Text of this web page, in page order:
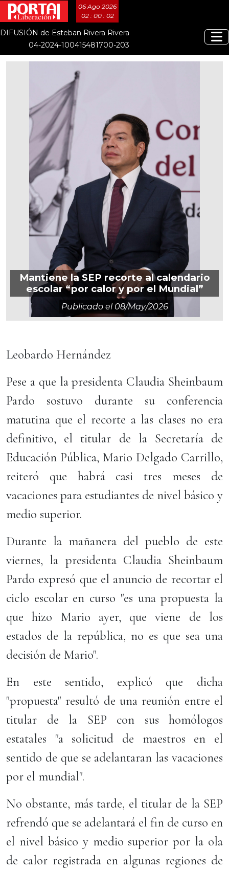
06 Ago 2026
02 : 00 : 02
DIFUSIÓN de Esteban Rivera Rivera
04-2024-100415481700-203
Mantiene la SEP recorte al calendario
escolar “por calor y por el Mundial”
Publicado el 08/may/2026
Leobardo Hernández
Pese a que la presidenta Claudia Sheinbaum
Pardo sostuvo durante su conferencia
matutina que el recorte a las clases no era
definitivo, el titular de la Secretaría de
Educación Pública, Mario Delgado Carrillo,
reiteró que habrá casi tres meses de
vacaciones para estudiantes de nivel básico y
medio superior.
Durante la mañanera del pueblo de este
viernes, la presidenta Claudia Sheinbaum
Pardo expresó que el anuncio de recortar el
ciclo escolar en curso "es una propuesta la
que hizo Mario ayer, que viene de los
estados de la república, no es que sea una
decisión de Mario".
En este sentido, explicó que dicha
"propuesta" resultó de una reunión entre el
titular de la SEP con sus homólogos
estatales "a solicitud de maestros en el
sentido de que se adelantaran las vacaciones
por el mundial".
No obstante, más tarde, el titular de la SEP
refrendó que se adelantará el fin de curso en
el nivel básico y medio superior por la ola
de calor registrada en algunas regiones de